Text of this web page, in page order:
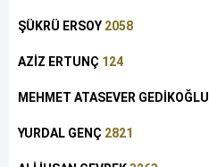
ŞÜKRÜ ERSOY 2058
AZİZ ERTUNÇ 124
MEHMET ATASEVER GEDİKOĞLU
YURDAL GENÇ 2821